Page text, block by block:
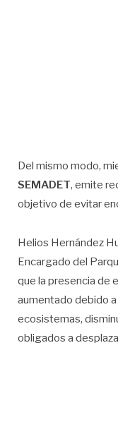
Del mismo modo,
SEMADET, emite
objetivo de evitar
Helios Hernández
Encargado del
que la presencia de
aumentado debido
ecosistemas,
obligados a